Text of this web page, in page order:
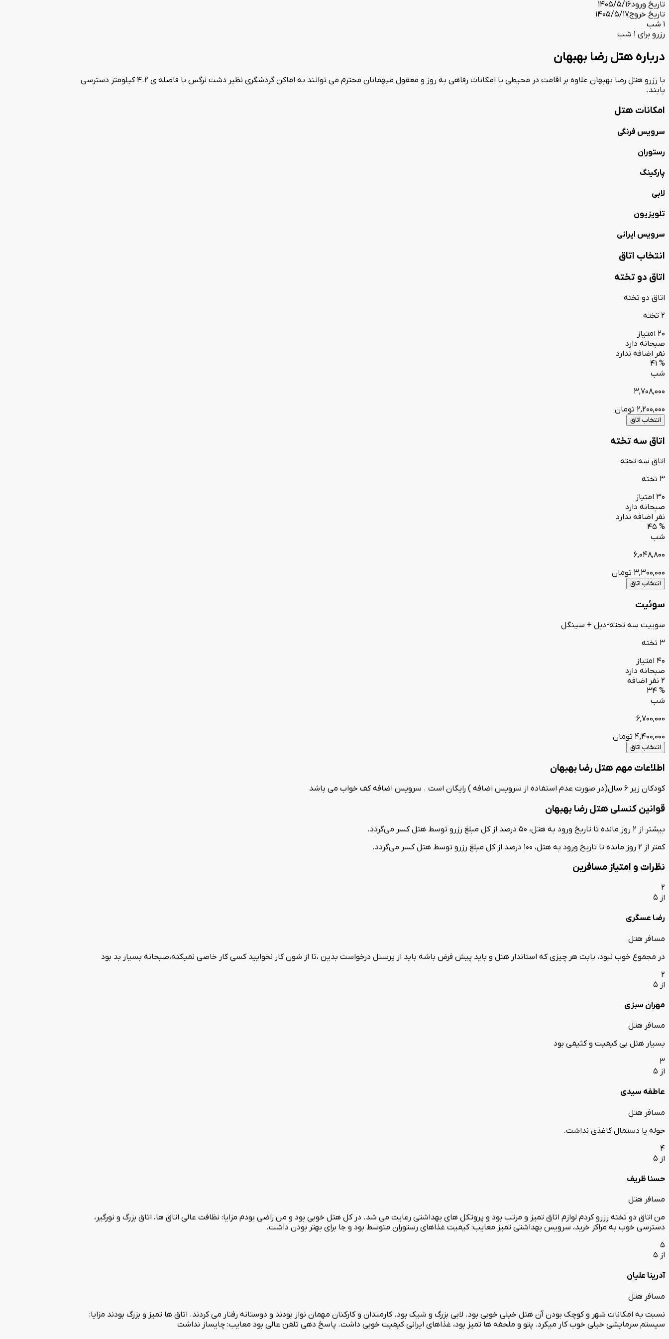
تاریخ ورود1405/5/16
تاریخ خروج1405/5/17
1 شب
رزرو برای 1 شب
درباره هتل رضا بهبهان
با رزرو هتل رضا بهبهان علاوه بر اقامت در محیطی با امکانات رفاهی به روز و معقول میهمانان محترم می توانند به اماکن گردشگری نظیر دشت نرگس با فاصله ی 4.2 کیلومتر دسترسی
یابند.
امکانات هتل
سرویس فرنگی
رستوران
پارکینگ
لابی
تلویزیون
سرویس ایرانی
انتخاب اتاق
اتاق دو تخته
اتاق دو تخته
2 تخته
20 امتیاز
صبحانه دارد
نفر اضافه ندارد
% 41
شب
3,708,000
2,200,000 تومان
انتخاب اتاق
اتاق سه تخته
اتاق سه تخته
3 تخته
30 امتیاز
صبحانه دارد
نفر اضافه ندارد
% 45
شب
6,048,800
3,300,000 تومان
انتخاب اتاق
سوئیت
سوییت سه تخته-دبل + سینگل
3 تخته
40 امتیاز
صبحانه دارد
2 نفر اضافه
% 34
شب
6,700,000
4,400,000 تومان
انتخاب اتاق
اطلاعات مهم هتل رضا بهبهان
کودکان زیر 6 سال(در صورت عدم استفاده از سرویس اضافه ) رایگان است . سرویس اضافه کف خواب می باشد
قوانین کنسلی هتل رضا بهبهان
بیشتر از 2 روز مانده تا تاریخ ورود به هتل، 50 درصد از کل مبلغ رزرو توسط هتل کسر می‌گردد.
کمتر از 2 روز مانده تا تاریخ ورود به هتل، 100 درصد از کل مبلغ رزرو توسط هتل کسر می‌گردد.
نظرات و امتیاز مسافرین
2
از 5
رضا عسگری
مسافر هتل
در مجموع خوب نبود، بابت هر چیزی که استاندار هتل و باید پیش فرض باشه باید از پرسنل درخواست بدین ،تا از شون کار نخوایید کسی کار خاصی نمیکنه،صبحانه بسیار بد بود
2
از 5
مهران سبزی
مسافر هتل
بسیار هتل بی کیفیت و کثیفی بود
3
از 5
عاطفه سیدی
مسافر هتل
حوله یا دستمال کاغذی نداشت.
4
از 5
حسنا ظریف
مسافر هتل
من اتاق دو تخته رزرو کردم لوازم اتاق تمیز و مرتب بود و پروتکل های بهداشتی رعایت می شد. در کل هتل خوبی بود و من راضی بودم مزایا: نظافت عالی اتاق ها، اتاق بزرگ و نورگیر،
دسترسی خوب به مراکز خرید، سرویس بهداشتی تمیز معایب: کیفیت غذاهای رستوران متوسط بود و جا برای بهتر بودن داشت.
5
از 5
آدرینا علیان
مسافر هتل
نسبت به امکانات شهر و کوچک بودن آن هتل خیلی خوبی بود. لابی بزرگ و شیک بود. کارمندان و کارکنان مهمان نواز بودند و دوستانه رفتار می کردند. اتاق ها تمیز و بزرگ بودند مزایا:
سیستم سرمایشی خیلی خوب کار میکرد. پتو و ملحفه ها تمیز بود، غذاهای ایرانی کیفیت خوبی داشت. پاسخ دهی تلفن عالی بود معایب: چایساز نداشت